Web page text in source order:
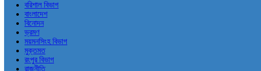
বরিশাল বিভাগ
বাংলাদেশ
বিনোদন
ভ্রমণ
ময়মনসিংহ বিভাগ
মুক্তমত
রংপুর বিভাগ
রাজনীতি